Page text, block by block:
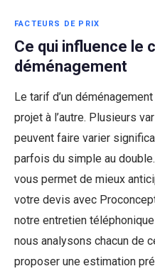
FACTEURS DE PRIX
Ce qui influence le
déménagement
Le tarif d’un
projet à l’autre. Plusieurs
peuvent faire varier
parfois du simple au
vous permet de mieux
votre devis avec
notre entretien
nous analysons chacun de
proposer une estimation